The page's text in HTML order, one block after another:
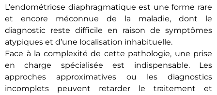
L’endométriose diaphragmatique est une forme rare
et encore méconnue de la maladie, dont le
diagnostic reste difficile en raison de symptômes
atypiques et d’une localisation inhabituelle.
Face à la complexité de cette pathologie, une prise
en charge spécialisée est indispensable. Les
approches approximatives ou les diagnostics
incomplets peuvent retarder le traitement et